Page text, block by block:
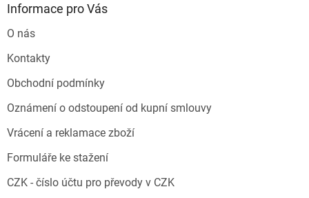
Informace pro Vás
O nás
Kontakty
Obchodní podmínky
Oznámení o odstoupení od kupní smlouvy
Vrácení a reklamace zboží
Formuláře ke stažení
CZK - číslo účtu pro převody v CZK